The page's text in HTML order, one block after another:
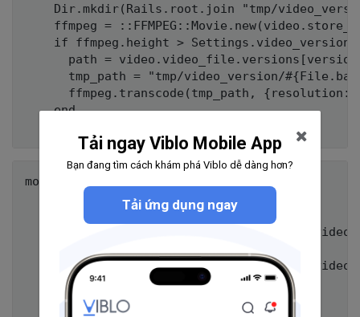
Dir.mkdir(Rails.root.join "tmp/
ffmpeg =
if ffmpeg.height >
path =
tmp_path = "tmp/video_version/
ffmpeg.transcode(tmp_path,
    end
model/video.rb
  def store_path version = nil
    if version.nil?
(ENV["CDN_UPLOADER"] == "true") ?
(ENV["CDN_UPLOADER"] == "true") ?
    end
Tải ngay Viblo Mobile App
Bạn đang tìm cách khám phá Viblo dễ dàng hơn?
Tải ứng dụng ngay